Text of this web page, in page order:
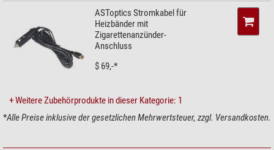
ASToptics Stromkabel für
Heizbänder mit
Zigarettenanzünder-
Anschluss
$ 69,-*
+ Weitere Zubehörprodukte in dieser Kategorie: 1
*Alle Preise inklusive der gesetzlichen Mehrwertsteuer, zzgl. Versandkosten.